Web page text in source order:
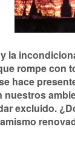
la
rompe con
hace
excluido.